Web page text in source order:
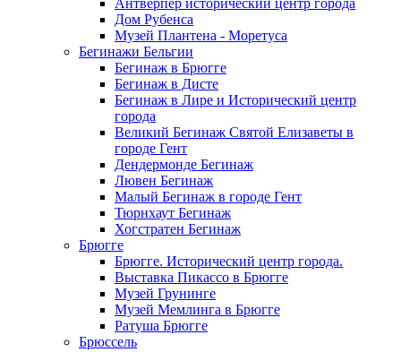
Антверпер исторический центр города
Дом Рубенса
Музей Плантена - Моретуса
Бегинажи Бельгии
Бегинаж в Брюгге
Бегинаж в Дисте
Бегинаж в Лире и Исторический центр
города
Великий Бегинаж Святой Елизаветы в
городе Гент
Дендермонде Бегинаж
Лювен Бегинаж
Малый Бегинаж в городе Гент
Тюрнхаут Бегинаж
Хогстратен Бегинаж
Брюгге
Брюгге. Исторический центр города.
Выставка Пикассо в Брюгге
Музей Грунинге
Музей Мемлинга в Брюгге
Ратуша Брюгге
Брюссель